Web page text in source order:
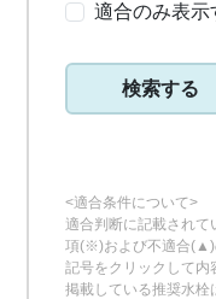
適合のみ表示
検索する
<適合条件について>
適合判断に記載され
項(※)および不適合(▲)
記号をクリックして内
掲載している推奨水栓